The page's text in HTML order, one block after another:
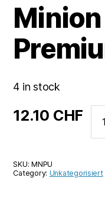
4 in stock
12.10 CHF
+
SKU:MNPU
Category: Unkategorisiert